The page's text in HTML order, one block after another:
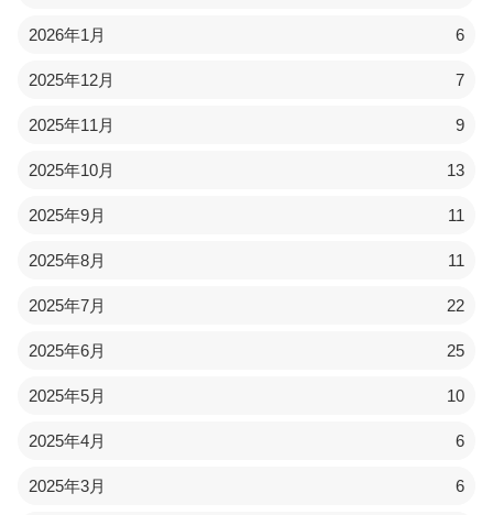
2026年1月 6
2025年12月 7
2025年11月 9
2025年10月 13
2025年9月 11
2025年8月 11
2025年7月 22
2025年6月 25
2025年5月 10
2025年4月 6
2025年3月 6